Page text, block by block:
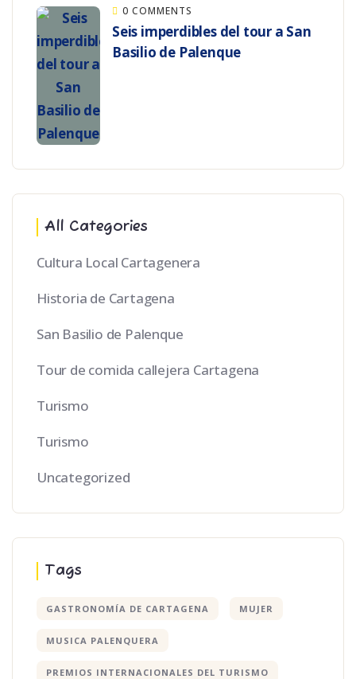
0 COMMENTS
Seis imperdibles del tour a San
Basilio de Palenque
All Categories
Cultura Local Cartagenera
Historia de Cartagena
San Basilio de Palenque
Tour de comida callejera Cartagena
Turismo
Turismo
Uncategorized
Tags
GASTRONOMÍA DE CARTAGENA MUJER
MUSICA PALENQUERA
PREMIOS INTERNACIONALES DEL TURISMO